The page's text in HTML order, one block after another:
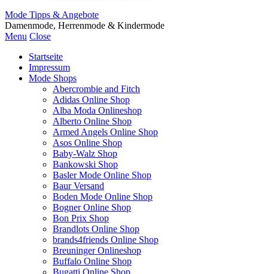
Mode Tipps & Angebote
Damenmode, Herrenmode & Kindermode
Menu Close
Startseite
Impressum
Mode Shops
Abercrombie and Fitch
Adidas Online Shop
Alba Moda Onlineshop
Alberto Online Shop
Armed Angels Online Shop
Asos Online Shop
Baby-Walz Shop
Bankowski Shop
Basler Mode Online Shop
Baur Versand
Boden Mode Online Shop
Bogner Online Shop
Bon Prix Shop
Brandlots Online Shop
brands4friends Online Shop
Breuninger Onlineshop
Buffalo Online Shop
Bugatti Online Shop